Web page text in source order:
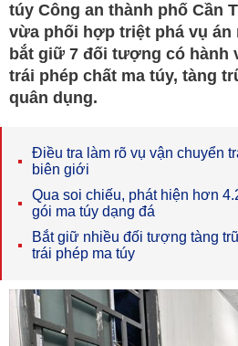
túy Công an thành phố Cần
vừa phối hợp triệt phá vụ án
bắt giữ 7 đối tượng có hành
trái phép chất ma túy, tàng
quân dụng.
Điều tra làm rõ vụ vận chuyển
biên giới
Qua soi chiếu, phát hiện hơn
gói ma túy dạng đá
Bắt giữ nhiều đối tượng tàng
trái phép ma túy